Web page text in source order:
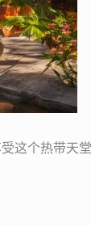
这个热带天